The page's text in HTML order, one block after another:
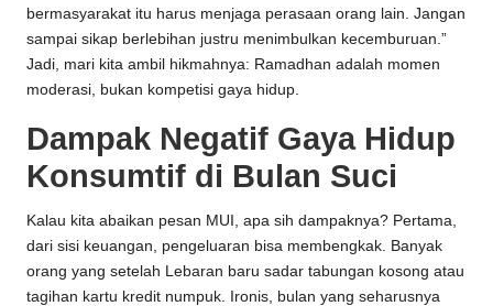
bermasyarakat itu harus menjaga perasaan orang lain. Jangan
sampai sikap berlebihan justru menimbulkan kecemburuan.”
Jadi, mari kita ambil hikmahnya: Ramadhan adalah momen
moderasi, bukan kompetisi gaya hidup.
Dampak Negatif Gaya Hidup
Konsumtif di Bulan Suci
Kalau kita abaikan pesan MUI, apa sih dampaknya? Pertama,
dari sisi keuangan, pengeluaran bisa membengkak. Banyak
orang yang setelah Lebaran baru sadar tabungan kosong atau
tagihan kartu kredit numpuk. Ironis, bulan yang seharusnya